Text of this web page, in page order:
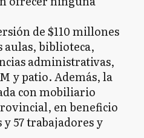
de $110 millones
aulas, biblioteca,
administrativas,
y patio. Además, la
con mobiliario
en beneficio
y 57 trabajadores y